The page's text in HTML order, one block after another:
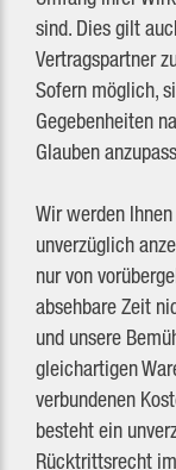
sind. Dies gilt
Vertragspartner
Sofern möglich,
Gegebenheiten
Glauben
Wir werden
unverzüglich
nur von
absehbare Zeit
und unsere
gleichartigen
verbundenen
besteht ein
Rücktrittsrecht